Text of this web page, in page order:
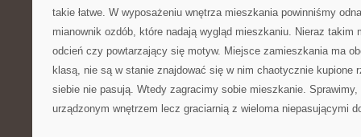
takie łatwe. W wyposażeniu wnętrza mieszkania powinniśmy
mianownik ozdób, które nadają wygląd mieszkaniu. Nieraz takim
odcień czy powtarzający się motyw. Miejsce zamieszkania ma
klasą, nie są w stanie znajdować się w nim chaotycznie kupione
siebie nie pasują. Wtedy zagracimy sobie mieszkanie.
urządzonym wnętrzem lecz graciarnią z wieloma niepasującymi